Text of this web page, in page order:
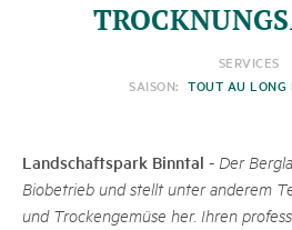
SERVICES
SAISON: TOUT AU LONG
Landschaftspark Binntal - Der
Biobetrieb und stellt unter anderem
und Trockengemüse her. Ihren